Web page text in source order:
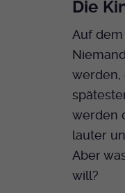
Die
Auf
werden,
werden
lauter
Aber
will?